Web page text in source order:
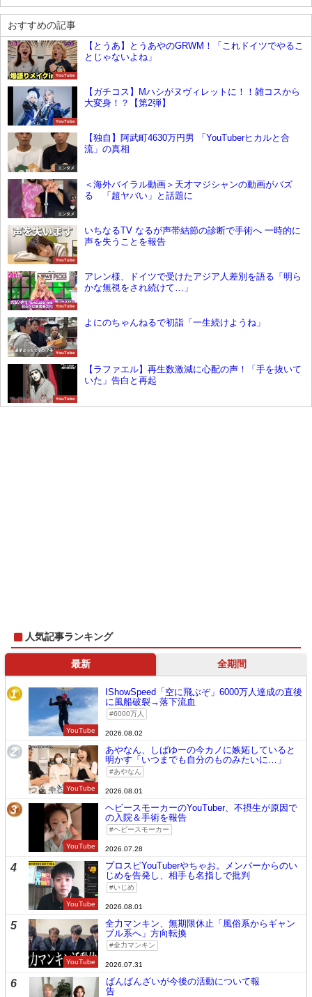
おすすめの記事
YouTube
【とうあ】とうあやのGRWM！「これドイツでやるこ
とじゃないよね」
YouTube
【ガチコス】Mハシがヌヴィレットに！！雑コスから
大変身！？【第2弾】
エンタメ
【独自】阿武町4630万円男 「YouTuberヒカルと合
流」の真相
エンタメ
＜海外バイラル動画＞天才マジシャンの動画がバズ
る 「超ヤバい」と話題に
YouTube
いちなるTV なるが声帯結節の診断で手術へ 一時的に
声を失うことを報告
YouTube
アレン様、ドイツで受けたアジア人差別を語る「明ら
かな無視をされ続けて…」
YouTube
よにのちゃんねるで初詣「一生続けようね」
YouTube
【ラファエル】再生数激減に心配の声！「手を抜いて
いた」告白と再起
人気記事ランキング
最新 全期間
1
YouTube
IShowSpeed「空に飛ぶぞ」6000万人達成の直後
に風船破裂→落下流血
6000万人
2026.08.02
2
YouTube
あやなん、しばゆーの今カノに嫉妬していると
明かす「いつまでも自分のものみたいに…」
あやなん
2026.08.01
3
YouTube
ヘビースモーカーのYouTuber、不摂生が原因で
の入院＆手術を報告
ヘビースモーカー
2026.07.28
4
YouTube
プロスピYouTuberやちゃお。メンバーからのい
じめを告発し、相手も名指しで批判
いじめ
2026.08.01
5
YouTube
全力マンキン、無期限休止「風俗系からギャン
ブル系へ」方向転換
全力マンキン
2026.07.31
6
ばんばんざいが今後の活動について報
告